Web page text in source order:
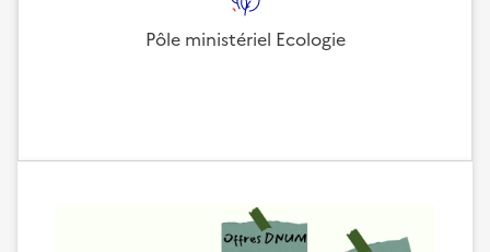
Pôle ministériel Ecologie